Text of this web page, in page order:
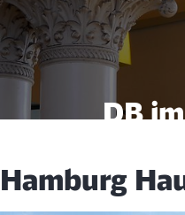
DB
Hamburg